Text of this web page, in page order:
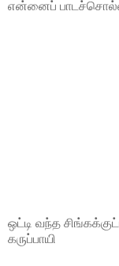
என்னைப்
ஒட்டி வந்த
கருப்பாயி